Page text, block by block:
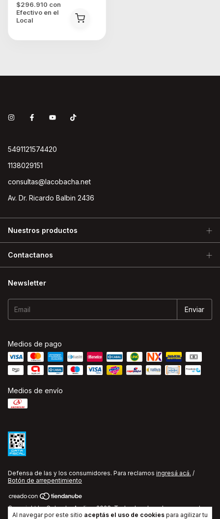
Al navegar por este sitio aceptás el uso de cookies para agilizar tu
$296.910 con
Efectivo en el
Local
5491121574420
1138029151
consultas@lacobacha.net
Av. Dr. Ricardo Balbin 2436
Nuestros productos
Contactanos
Newsletter
Medios de pago
Medios de envío
Defensa de las y los consumidores. Para reclamos ingresá acá. /
Botón de arrepentimiento
Copyright La Cobacha Audio - 2026. Todos los derechos reservados.